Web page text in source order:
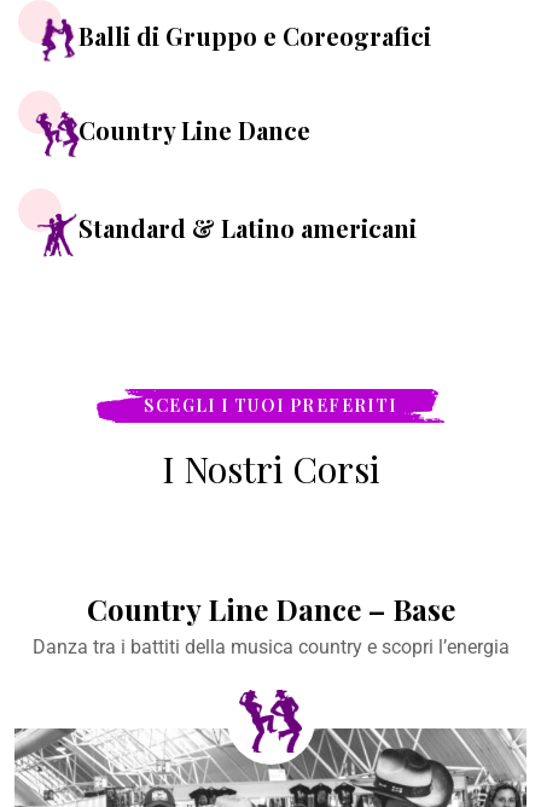
Balli di Gruppo e Coreografici
Country Line Dance
Standard & Latino americani
SCEGLI I TUOI PREFERITI
I Nostri Corsi
Country Line Dance – Base
Danza tra i battiti della musica country e scopri l’energia